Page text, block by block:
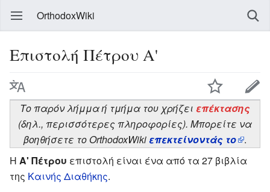
OrthodoxWiki
Επιστολή Πέτρου Α'
Το παρόν λήμμα ή τμήμα του χρήζει επέκτασης
(δηλ., περισσότερες πληροφορίες). Μπορείτε να
βοηθήσετε το OrthodoxWiki επεκτείνοντάς το
.
Η Α' Πέτρου επιστολή είναι ένα από τα 27 βιβλία
της Καινής Διαθήκης.